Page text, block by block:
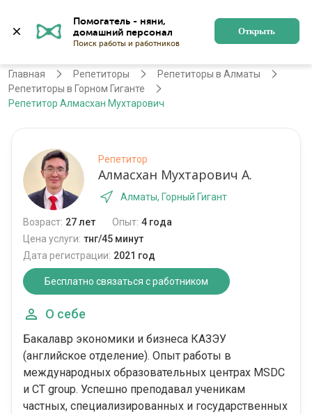
Помогатель - няни,
Поиск работы и работников
Открыть
Алматы Регистрация
Главная Репетиторы
Репетиторы в Алматы
Репетиторы в Горном Гиганте
Репетитор Алмасхан Мухтарович
Репетитор
Алмасхан Мухтарович А.
Алматы, Горный Гигант
Возраст: 27 лет Опыт: 4 года
Цена услуги: тнг/45 минут
Дата регистрации: 2021 год
Бесплатно связаться с работником
О себе
Бакалавр экономики и бизнеса КАЗЭУ
(английское отделение). Опыт работы в
международных образовательных центрах MSDC
и CT group. Успешно преподавал ученикам
частных, специализированных и государственных